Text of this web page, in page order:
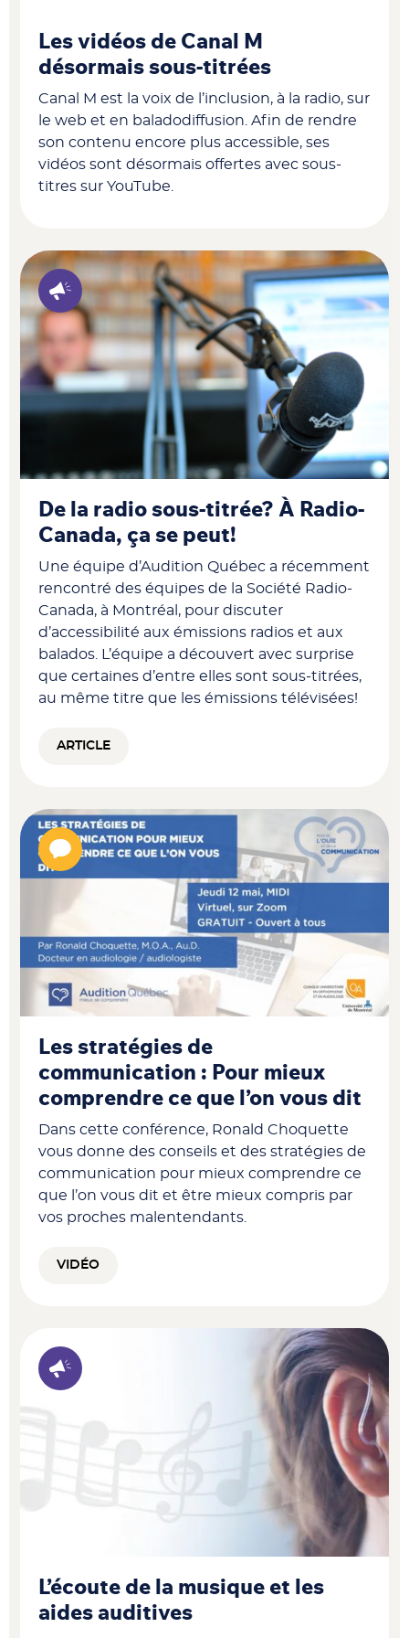
Les vidéos de Canal M
désormais sous-titrées
Canal M est la voix de l’inclusion, à la radio, sur
le web et en baladodiffusion. Afin de rendre
son contenu encore plus accessible, ses
vidéos sont désormais offertes avec sous-
titres sur YouTube.
De la radio sous-titrée? À Radio-
Canada, ça se peut!
Une équipe d’Audition Québec a récemment
rencontré des équipes de la Société Radio-
Canada, à Montréal, pour discuter
d’accessibilité aux émissions radios et aux
balados. L’équipe a découvert avec surprise
que certaines d’entre elles sont sous-titrées,
au même titre que les émissions télévisées!
ARTICLE
Les stratégies de
communication : Pour mieux
comprendre ce que l’on vous dit
Dans cette conférence, Ronald Choquette
vous donne des conseils et des stratégies de
communication pour mieux comprendre ce
que l’on vous dit et être mieux compris par
vos proches malentendants.
VIDÉO
L’écoute de la musique et les
aides auditives